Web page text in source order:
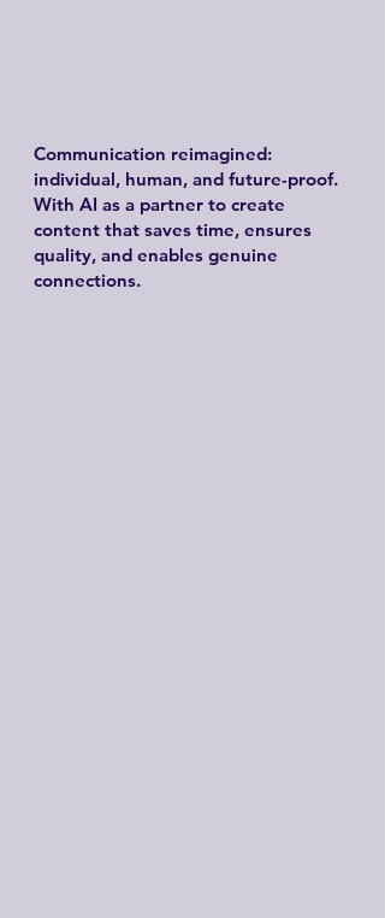
Communication reimagined:
individual, human, and future-proof.
With AI as a partner to create
content that saves time, ensures
quality, and enables genuine
connections.